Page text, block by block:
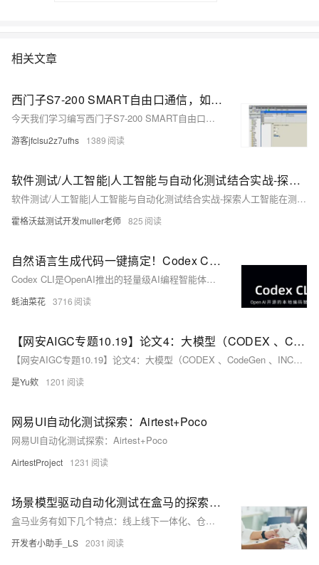
相关文章
西门子S7-200 SMART自由口通信，如何编写发送程序，使用超级终端发送测试
今天我们学习编写西门子S7-200 SMART自由口通信的发送程序，并使用超级终端进行发送功能测试。首先设置参数，打开STEP7 Micro/WIN SMART编程软件，右键单击项目树中的CPU，选择打开，在打开的系统块中选择CPU类型和信号板类型。设置信号板，串口的类型为RS232，地址为2，波特率为9600。
游客jfclsu2z7ufhs 1389
软件测试/人工智能|人工智能与自动化测试结合实战-探索人工智能在测试领域中的应用
软件测试/人工智能|人工智能与自动化测试结合实战-探索人工智能在测试领域中的应用
霍格沃兹测试开发muller老师 825
自然语言生成代码一键搞定！Codex CLI：OpenAI开源终端AI编程助手，代码重构+测试全自动
Codex CLI是OpenAI推出的轻量级AI编程智能体，基于自然语言指令帮助开发者高效生成代码、执行文件操作和进行版本控制，支持代码生成、重构、测试及数据库迁移等功能。
蚝油菜花 3716
【网安AIGC专题10.19】论文4：大模型（CODEX 、CodeGen 、INCODER ）+自动生成代码评估：改进自动化测试方法、创建测试输入生成器、探索新的评估数据集扩充方法
【网安AIGC专题10.19】论文4：大模型（CODEX 、CodeGen 、INCODER ）+自动生成代码评估：改进自动化测试方法、创建测试输入生成器、探索新的评估数据集扩充方法
是Yu欸 1201
网易UI自动化测试探索：Airtest+Poco
网易UI自动化测试探索：Airtest+Poco
AirtestProject 1231
场景模型驱动自动化测试在盒马的探索及实践
盒马业务有如下几个特点：线上线下一体化、仓储配送一体化、超市餐饮一体化、经营作业一体化、多业态与平台化。在以上的种种原因，生鲜及物流体验是盒马的特点，但仓储配送一体化作业中，如何能更高效的提升测试效率也是盒马质量团队的重点探索。
开发者小助手_LS 2031